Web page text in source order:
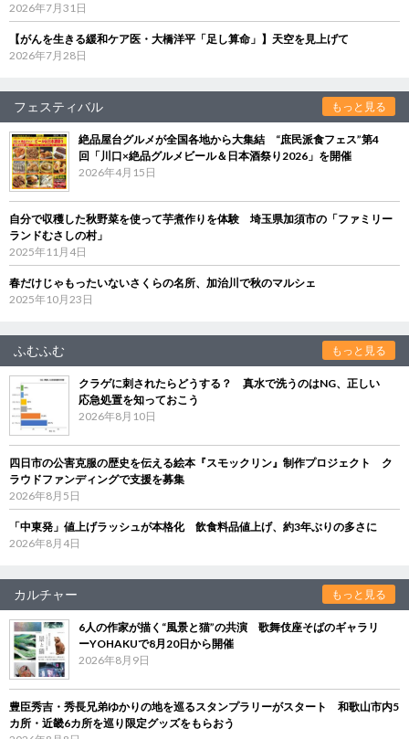
2026年7月31日
【がんを生きる緩和ケア医・大橋洋平「足し算命」】天空を見上げて
2026年7月28日
フェスティバル もっと見る
絶品屋台グルメが全国各地から大集結 “庶民派食フェス”第4
回「川口×絶品グルメビール＆日本酒祭り2026」を開催
2026年4月15日
自分で収穫した秋野菜を使って芋煮作りを体験 埼玉県加須市の「ファミリー
ランドむさしの村」
2025年11月4日
春だけじゃもったいないさくらの名所、加治川で秋のマルシェ
2025年10月23日
ふむふむ もっと見る
クラゲに刺されたらどうする？ 真水で洗うのはNG、正しい
応急処置を知っておこう
2026年8月10日
四日市の公害克服の歴史を伝える絵本『スモックリン』制作プロジェクト ク
ラウドファンディングで支援を募集
2026年8月5日
「中東発」値上げラッシュが本格化 飲食料品値上げ、約3年ぶりの多さに
2026年8月4日
カルチャー もっと見る
6人の作家が描く“風景と猫”の共演 歌舞伎座そばのギャラリ
ーYOHAKUで8月20日から開催
2026年8月9日
豊臣秀吉・秀長兄弟ゆかりの地を巡るスタンプラリーがスタート 和歌山市内5
カ所・近畿6カ所を巡り限定グッズをもらおう